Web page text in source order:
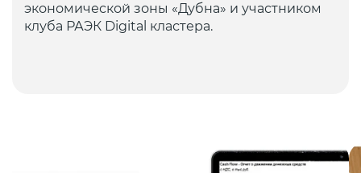
экономической зоны «Дубна» и участником
клуба РАЭК Digital кластера.